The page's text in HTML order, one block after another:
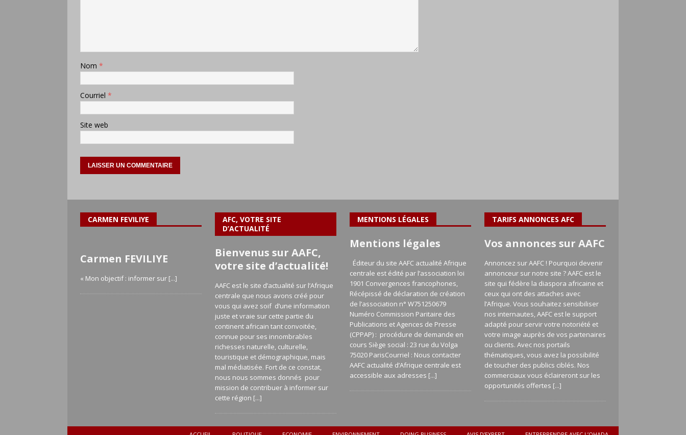
Nom *
Courriel *
Site web
CARMEN FEVILIYE
Carmen FEVILIYE
« Mon objectif : informer sur [...]
AFC, VOTRE SITE
D’ACTUALITÉ
Bienvenus sur AAFC,
votre site d’actualité!
AAFC est le site d’actualité sur l’Afrique
centrale que nous avons créé pour
vous qui avez soif d’une information
juste et vraie sur cette partie du
continent africain tant convoitée,
connue pour ses innombrables
richesses naturelle, culturelle,
touristique et démographique, mais
mal médiatisée. Fort de ce constat,
nous nous sommes donnés pour
mission de contribuer à informer sur
cette région [...]
MENTIONS LÉGALES
Mentions légales
Éditeur du site AAFC actualité Afrique
centrale est édité par l’association loi
1901 Convergences francophones,
Récépissé de déclaration de création
de l’association n° W751250679
Numéro Commission Paritaire des
Publications et Agences de Presse
(CPPAP) : procédure de demande en
cours Siège social : 23 rue du Volga
75020 ParisCourriel : Nous contacter
AAFC actualité d’Afrique centrale est
accessible aux adresses [...]
TARIFS ANNONCES AFC
Vos annonces sur AAFC
Annoncez sur AAFC ! Pourquoi devenir
annonceur sur notre site ? AAFC est le
site qui fédère la diaspora africaine et
ceux qui ont des attaches avec
l’Afrique. Vous souhaitez sensibiliser
nos internautes, AAFC est le support
adapté pour servir votre notoriété et
votre image auprès de vos partenaires
ou clients. Avec nos portails
thématiques, vous avez la possibilité
de toucher des publics ciblés. Nos
commerciaux vous éclaireront sur les
opportunités offertes [...]